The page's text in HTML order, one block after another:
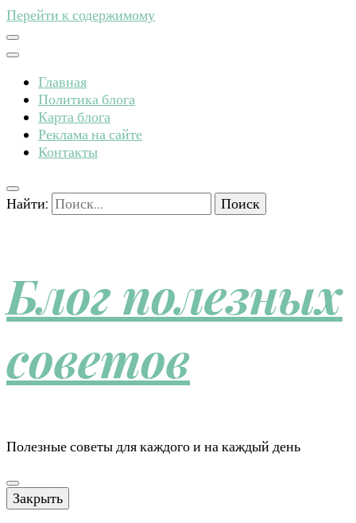
Перейти к содержимому
Главная
Политика блога
Карта блога
Реклама на сайте
Контакты
Найти:
Блог полезных
советов
Полезные советы для каждого и на каждый день
Закрыть